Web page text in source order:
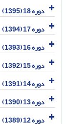
دوره 18 (1395)
دوره 17 (1394)
دوره 16 (1393)
دوره 15 (1392)
دوره 14 (1391)
دوره 13 (1390)
دوره 12 (1389)